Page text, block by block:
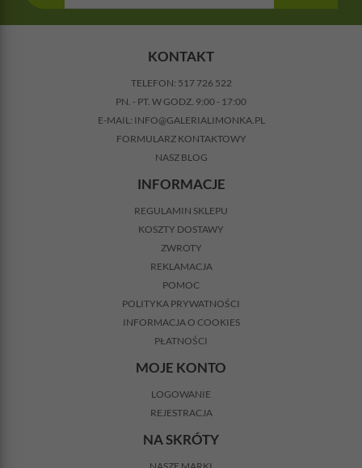
KONTAKT
TELEFON: 517 726 522
PN. - PT. W GODZ. 9:00 - 17:00
E-MAIL: INFO@GALERIALIMONKA.PL
FORMULARZ KONTAKTOWY
NASZ BLOG
INFORMACJE
REGULAMIN SKLEPU
KOSZTY DOSTAWY
ZWROTY
REKLAMACJA
POMOC
POLITYKA PRYWATNOŚCI
INFORMACJA O COOKIES
PŁATNOŚCI
MOJE KONTO
LOGOWANIE
REJESTRACJA
NA SKRÓTY